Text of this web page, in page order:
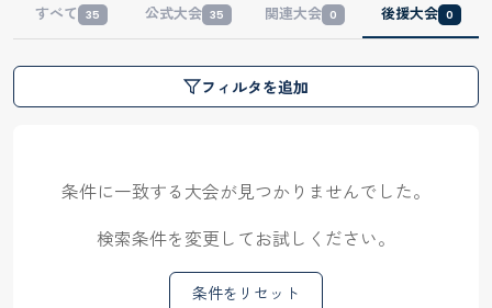
すべて 35 公式大会 35 関連大会 0 後援大会 0
フィルタを追加
条件に一致する大会が見つかりませんでした。
検索条件を変更してお試しください。
条件をリセット